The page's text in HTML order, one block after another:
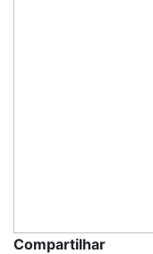
Compartilhar